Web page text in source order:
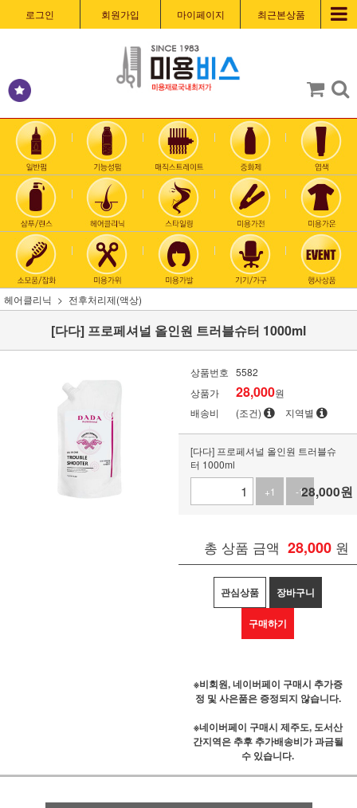
로그인 회원가입 마이페이지 최근본상품
헤어클리닉 전후처리제(액상)
[다다] 프로페셔널 올인원 트러블슈터 1000ml
상품번호 5582
상품가
28,000원
배송비
(조건) 지역별
[다다] 프로페셔널 올인원 트러블슈
터 1000ml
+1
-128,000원
총 상품 금액 28,000 원
관심상품 장바구니
구매하기
※비회원, 네이버페이 구매시 추가증
정 및 사은품은 증정되지 않습니다.
※네이버페이 구매시 제주도, 도서산
간지역은 추후 추가배송비가 과금될
수 있습니다.